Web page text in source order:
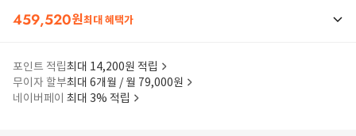
459,520원최대 혜택가
포인트 적립최대 14,200원 적립
무이자 할부최대 6개월 / 월 79,000원
네이버페이 최대 3% 적립